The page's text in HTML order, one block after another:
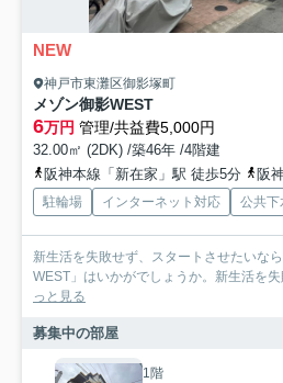
NEW
神戸市東灘区御影塚町
メゾン御影WEST
6万円 管理/共益費5,000円
32.00㎡ (2DK) /築46年 /4階建
阪神本線「新在家」駅 徒歩5分
阪
駐輪場 インターネット対応 公共下
新生活を失敗せず、スタートさせたいな
WEST」はいかがでしょうか。新生活を
っと見る
募集中の部屋
1階